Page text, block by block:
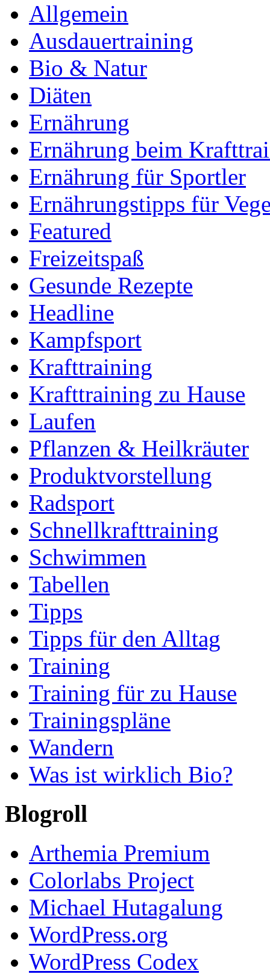
Allgemein
Ausdauertraining
Bio & Natur
Diäten
Ernährung
Ernährung beim
Ernährung für Sportler
Ernährungstipps für
Featured
Freizeitspaß
Gesunde Rezepte
Headline
Kampfsport
Krafttraining
Krafttraining zu Hause
Laufen
Pflanzen & Heilkräuter
Produktvorstellung
Radsport
Schnellkrafttraining
Schwimmen
Tabellen
Tipps
Tipps für den Alltag
Training
Training für zu Hause
Trainingspläne
Wandern
Was ist wirklich Bio?
Blogroll
Arthemia Premium
Colorlabs Project
Michael Hutagalung
WordPress.org
WordPress Codex